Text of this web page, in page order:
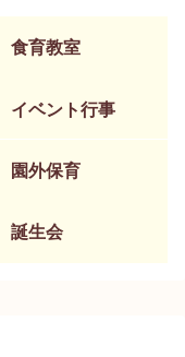
食育教室
イベント行事
園外保育
誕生会